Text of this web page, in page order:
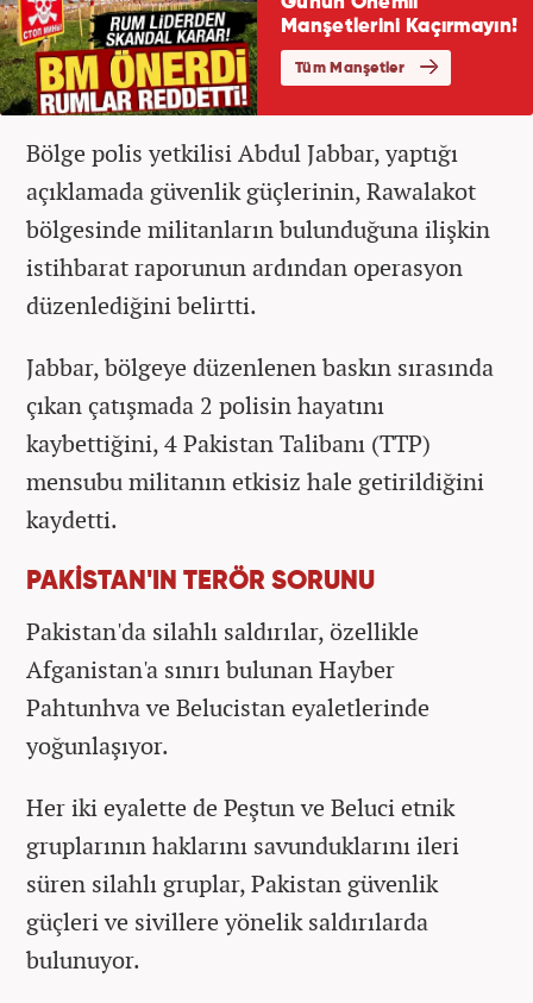
Bölge polis yetkilisi Abdul Jabbar, yaptığı
açıklamada güvenlik güçlerinin, Rawalakot
bölgesinde militanların bulunduğuna ilişkin
istihbarat raporunun ardından operasyon
düzenlediğini belirtti.
Jabbar, bölgeye düzenlenen baskın sırasında
çıkan çatışmada 2 polisin hayatını
kaybettiğini, 4 Pakistan Talibanı (TTP)
mensubu militanın etkisiz hale getirildiğini
kaydetti.
PAKİSTAN'IN TERÖR SORUNU
Pakistan'da silahlı saldırılar, özellikle
Afganistan'a sınırı bulunan Hayber
Pahtunhva ve Belucistan eyaletlerinde
yoğunlaşıyor.
Her iki eyalette de Peştun ve Beluci etnik
gruplarının haklarını savunduklarını ileri
süren silahlı gruplar, Pakistan güvenlik
güçleri ve sivillere yönelik saldırılarda
bulunuyor.